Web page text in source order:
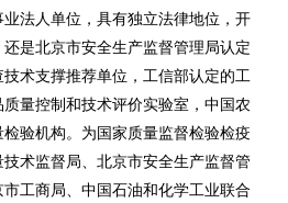
法人单位，具有独立法律地位，开
是北京市安全生产监督管理局认定
术支撑推荐单位，工信部认定的工
量控制和技术评价实验室，中国农
验机构。为国家质量监督检验检疫
术监督局、北京市安全生产监督管
工商局、中国石油和化学工业联合